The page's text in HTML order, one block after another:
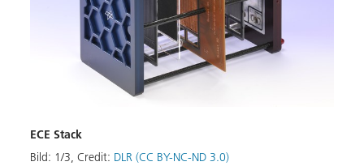
ECE Stack
Bild: 1/3, Credit: DLR (CC BY-NC-ND 3.0)